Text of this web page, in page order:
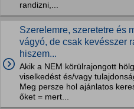
randizni,...
Szerelemre, szeretetre és
vágyó, de csak kevésszer
hiszem...
Akik a NEM körülrajongott
viselkedést és/vagy
Meg persze hol ajánlatos
őket = mert...